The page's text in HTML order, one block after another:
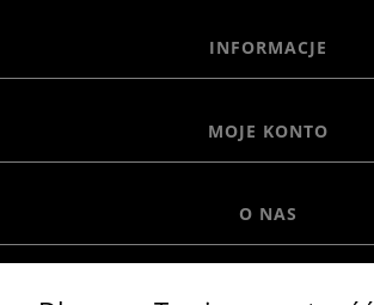
INFORMACJE
MOJE KONTO
O NAS